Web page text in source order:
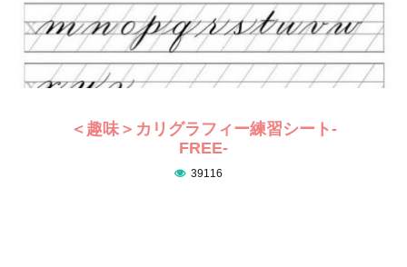
＜趣味＞カリグラフィー練習シート-
FREE-
39116